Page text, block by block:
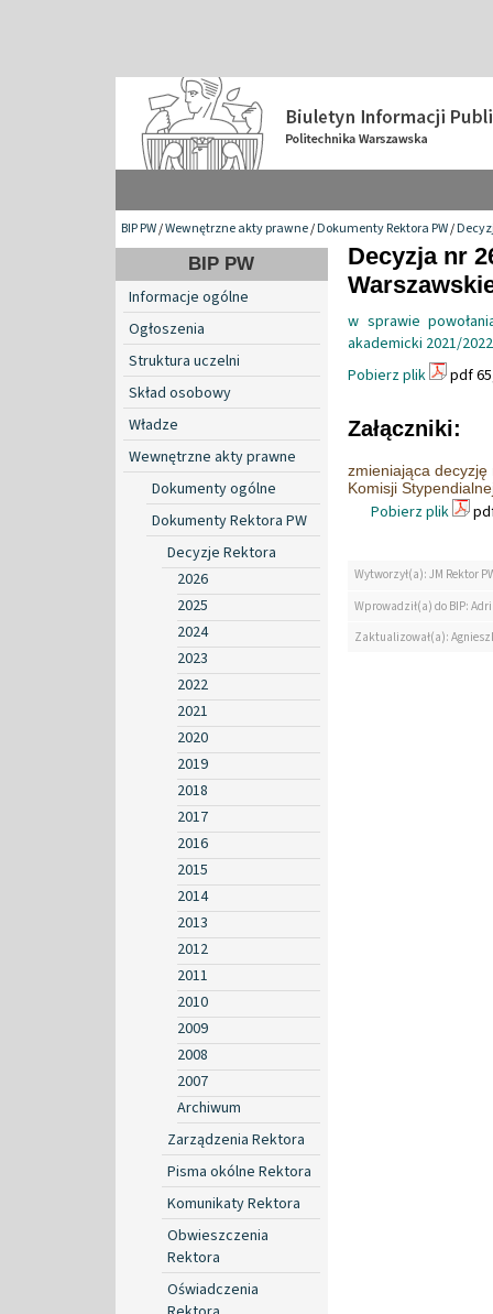
BIP PW/Wewnętrzne akty prawne/Dokumenty Rektora PW/
BIP PW
Informacje ogólne
Ogłoszenia
Struktura uczelni
Skład osobowy
Władze
Wewnętrzne akty prawne
Dokumenty ogólne
Dokumenty Rektora PW
Decyzje Rektora
2026
2025
2024
2023
2022
2021
2020
2019
2018
2017
2016
2015
2014
2013
2012
2011
2010
2009
2008
2007
Archiwum
Zarządzenia Rektora
Pisma okólne Rektora
Komunikaty Rektora
Obwieszczenia
Rektora
Oświadczenia
Decyzja nr
w sprawie
akademicki 2021/2022
Pobierz plik
pdf
Załączniki:
zmieniająca decyzję
Komisji
Pobierz plik
Wytworzył(a): JM Rektor
Wprowadził(a) do BIP:
Zaktualizował(a):